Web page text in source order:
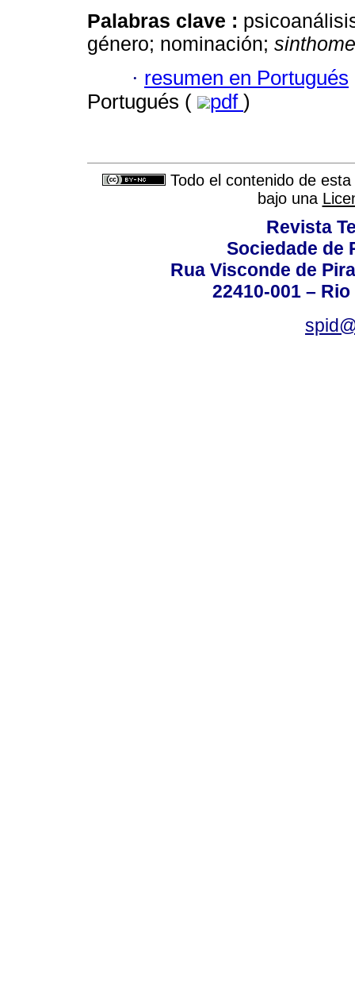
Palabras clave :
género; nominación; sinthome
· resumen en Portugués
Portugués (
pdf )
Todo el contenido de
bajo una
Revista
Sociedade de
Rua Visconde de
22410-001 –